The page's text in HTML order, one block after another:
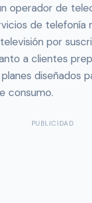
operador de
de telefonía
por
a clientes
diseñados
consumo.
PUBLICIDAD